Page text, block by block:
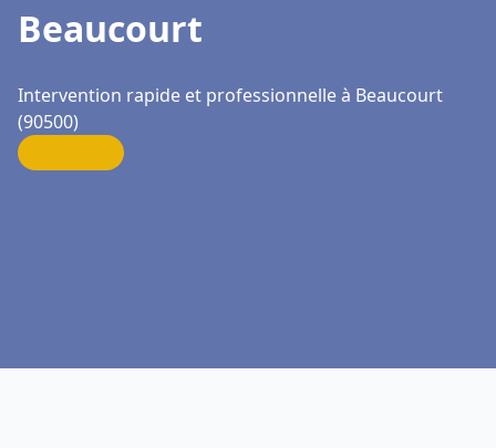
Beaucourt
Intervention rapide et professionnelle à Beaucourt
(90500)